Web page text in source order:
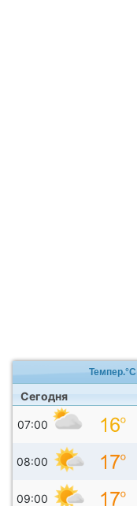
Темпер.°C
Сегодня
07:00
08:00
09:00